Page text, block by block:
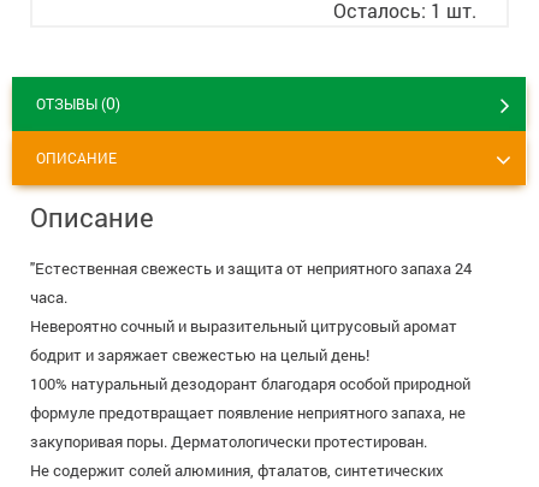
Вакансии
Осталось: 1 шт.
ОТЗЫВЫ (0)
ОПИСАНИЕ
Описание
"Естественная свежесть и защита от неприятного запаха 24
часа.
Невероятно сочный и выразительный цитрусовый аромат
бодрит и заряжает свежестью на целый день!
100% натуральный дезодорант благодаря особой природной
формуле предотвращает появление неприятного запаха, не
закупоривая поры. Дерматологически протестирован.
Не содержит солей алюминия, фталатов, синтетических